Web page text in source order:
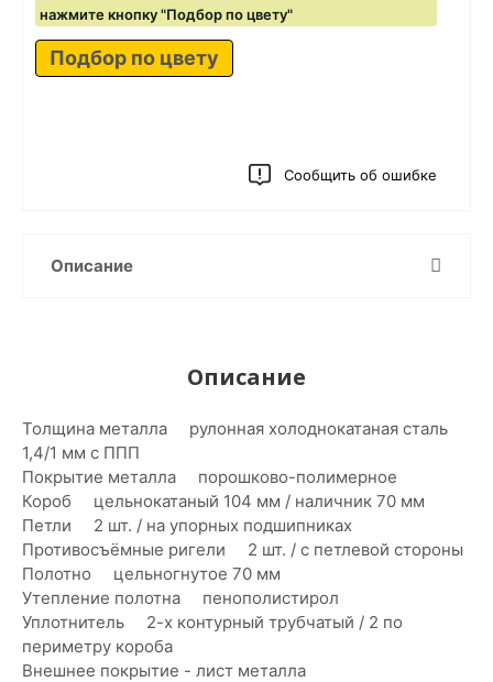
нажмите кнопку "Подбор по цвету"
Подбор по цвету
Сообщить об ошибке
Описание
Описание
Толщина металла рулонная холоднокатаная сталь
1,4/1 мм с ППП
Покрытие металла порошково-полимерное
Короб цельнокатаный 104 мм / наличник 70 мм
Петли 2 шт. / на упорных подшипниках
Противосъёмные ригели 2 шт. / с петлевой стороны
Полотно цельногнутое 70 мм
Утепление полотна пенополистирол
Уплотнитель 2-х контурный трубчатый / 2 по
периметру короба
Внешнее покрытие - лист металла